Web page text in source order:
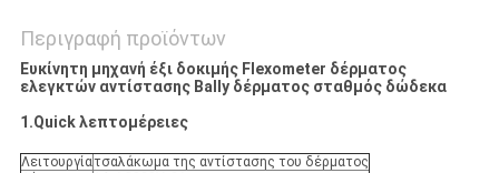
Περιγραφή προϊόντων
Ευκίνητη μηχανή έξι δοκιμής Flexometer δέρματος
ελεγκτών αντίστασης Bally δέρματος σταθμός δώδεκα
1.Quick λεπτομέρειες
Λειτουργίατσαλάκωμα της αντίστασης του δέρματος